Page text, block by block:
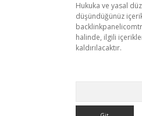
Hukuka ve yasal
düşündüğünüz
halinde, ilgili
kaldırılacaktır.